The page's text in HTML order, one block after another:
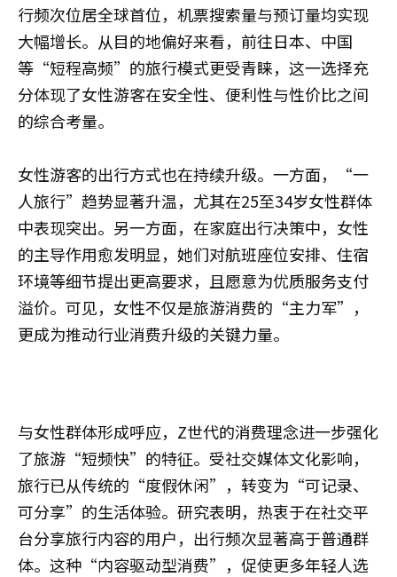
行频次位居全球首位，机票搜索量与预订量均实现
大幅增长。从目的地偏好来看，前往日本、中国
等“短程高频”的旅行模式更受青睐，这一选择充
分体现了女性游客在安全性、便利性与性价比之间
的综合考量。
女性游客的出行方式也在持续升级。一方面，“一
人旅行”趋势显著升温，尤其在25至34岁女性群体
中表现突出。另一方面，在家庭出行决策中，女性
的主导作用愈发明显，她们对航班座位安排、住宿
环境等细节提出更高要求，且愿意为优质服务支付
溢价。可见，女性不仅是旅游消费的“主力军”，
更成为推动行业消费升级的关键力量。
与女性群体形成呼应，Z世代的消费理念进一步强化
了旅游“短频快”的特征。受社交媒体文化影响，
旅行已从传统的“度假休闲”，转变为“可记录、
可分享”的生活体验。研究表明，热衷于在社交平
台分享旅行内容的用户，出行频次显著高于普通群
体。这种“内容驱动型消费”，促使更多年轻人选